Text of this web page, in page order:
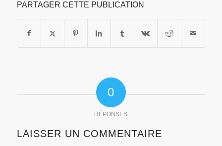
PARTAGER CETTE PUBLICATION
0
RÉPONSES
LAISSER UN COMMENTAIRE